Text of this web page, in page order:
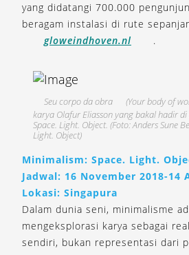
yang didatangi 700.000
beragam instalasi di rute
gloweindhoven.nl
.
Seu corpo da obra
(Your body of
karya Olafur Eliasson yang bakal hadir
Space. Light. Object. (Foto: Anders Sune
Light. Object)
Minimalism: Space. Light.
Jadwal: 16 November 2018-14
Lokasi: Singapura
Dalam dunia seni, minimalisme
mengeksplorasi karya sebagai
sendiri, bukan representasi dari